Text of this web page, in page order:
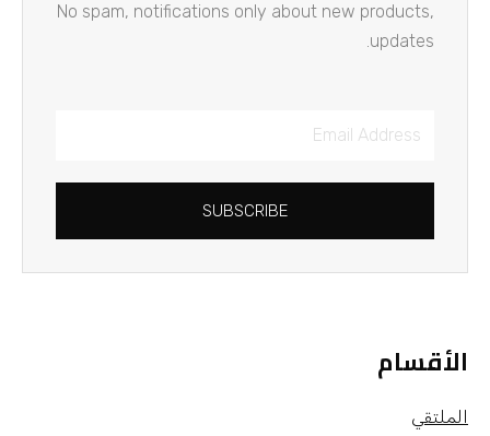
No spam, notifications only about new products,
updates.
Email
SUBSCRIBE
الأقسام
الملتقي